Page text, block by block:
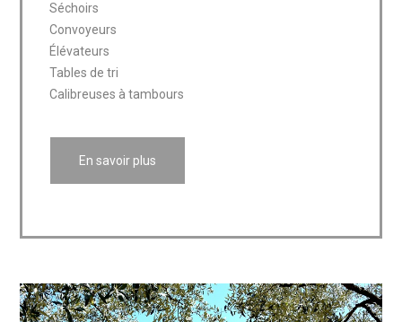
Séchoirs
Convoyeurs
Élévateurs
Tables de tri
Calibreuses à tambours
En savoir plus